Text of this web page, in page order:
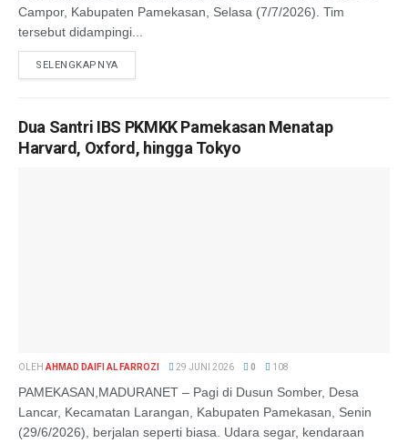
Campor, Kabupaten Pamekasan, Selasa (7/7/2026). Tim
tersebut didampingi...
SELENGKAPNYA
Dua Santri IBS PKMKK Pamekasan Menatap
Harvard, Oxford, hingga Tokyo
OLEH AHMAD DAIFI AL FARROZI 29 JUNI 2026 0 108
PAMEKASAN,MADURANET – Pagi di Dusun Somber, Desa
Lancar, Kecamatan Larangan, Kabupaten Pamekasan, Senin
(29/6/2026), berjalan seperti biasa. Udara segar, kendaraan